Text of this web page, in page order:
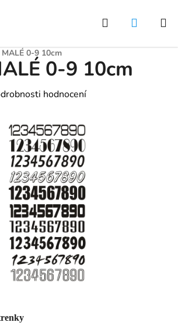
Hledat
MALÉ 0-9 10cm
0-9 10cm
hodnocení